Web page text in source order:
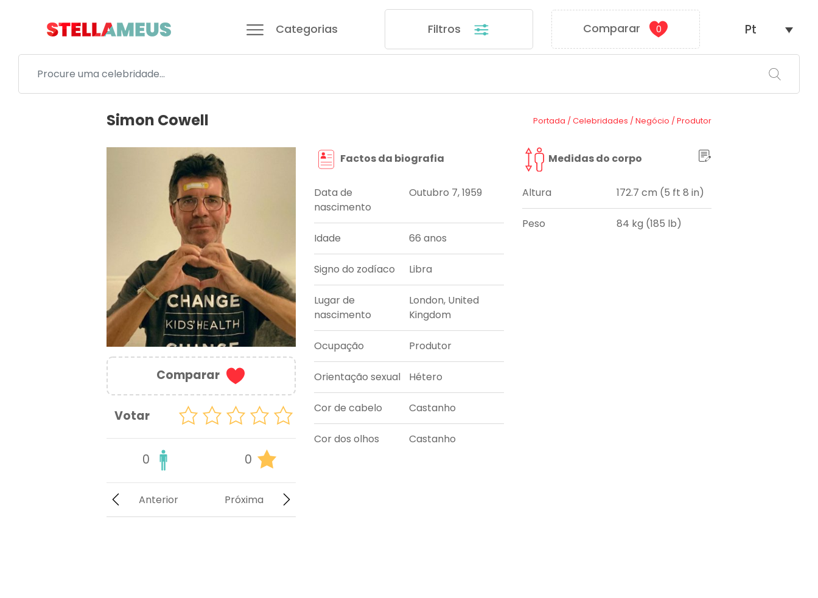
Categorias Filtros Comparar 0 Pt
Simon Cowell Portada /Celebridades /Negócio /Produtor
Comparar
Votar
0 0
Próxima
Anterior
Factos da biografia
Data de
nascimento
Outubro 7, 1959
Idade 66 anos
Signo do zodíaco Libra
Lugar de
nascimento
London, United
Kingdom
Ocupação Produtor
Orientação sexual Hétero
Cor de cabelo Castanho
Cor dos olhos Castanho
Medidas do corpo
Altura 172.7 cm (5 ft 8 in)
Peso 84 kg (185 lb)